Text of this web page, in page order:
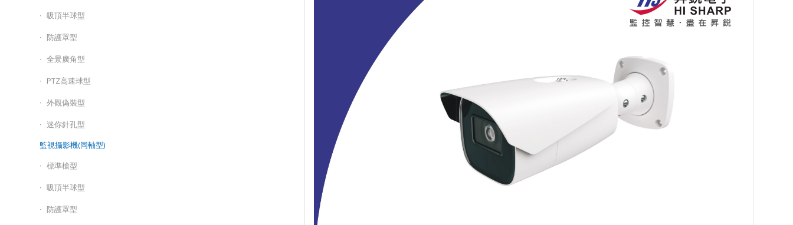
吸頂半球型
防護罩型
全景廣角型
PTZ高速球型
外觀偽裝型
迷你針孔型
監視攝影機(同軸型)
標準槍型
吸頂半球型
防護罩型